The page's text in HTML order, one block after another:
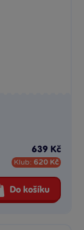
639 Kč
Klub: 620 Kč
Do košíku